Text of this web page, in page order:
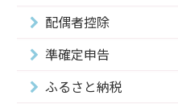
配偶者控除
準確定申告
ふるさと納税